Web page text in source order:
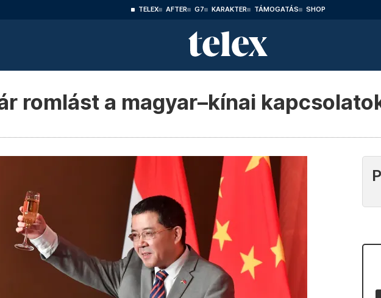
TELEX AFTER G7 KARAKTER TÁMOGATÁS SHOP
romlást a magyar–kínai